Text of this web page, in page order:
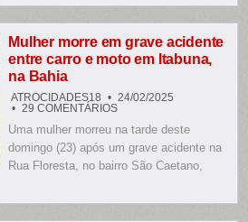
DO
RONDONÓPOLIS
(MT)
Mulher morre em grave acidente
entre carro e moto em Itabuna,
na Bahia
ATROCIDADES18
24/02/2025
29 COMENTÁRIOSEM
MORRE
GRAVE
ACIDENTE
ENTRE
MOTO
Uma mulher morreu na tarde deste
domingo (23) após um grave acidente na
Rua Floresta, no bairro São Caetano,